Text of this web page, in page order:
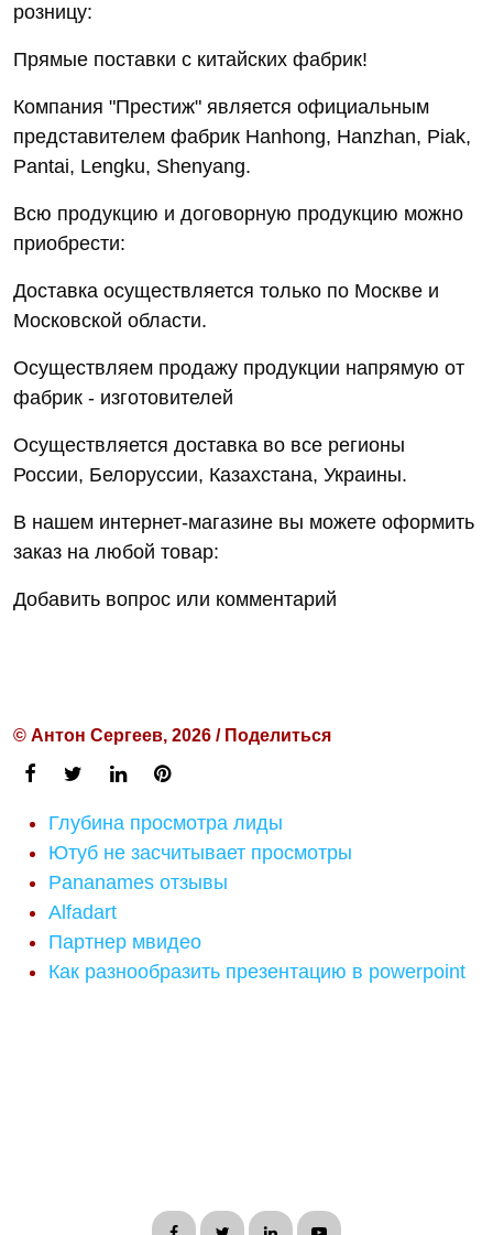
розницу:
Прямые поставки с китайских фабрик!
Компания "Престиж" является официальным
представителем фабрик Hanhong, Hanzhan, Piak,
Pantai, Lengku, Shenyang.
Всю продукцию и договорную продукцию можно
приобрести:
Доставка осуществляется только по Москве и
Московской области.
Осуществляем продажу продукции напрямую от
фабрик - изготовителей
Осуществляется доставка во все регионы
России, Белоруссии, Казахстана, Украины.
В нашем интернет-магазине вы можете оформить
заказ на любой товар:
Добавить вопрос или комментарий
© Антон Сергеев, 2026 / Поделиться
Глубина просмотра лиды
Ютуб не засчитывает просмотры
Pananames отзывы
Alfadart
Партнер мвидео
Как разнообразить презентацию в powerpoint